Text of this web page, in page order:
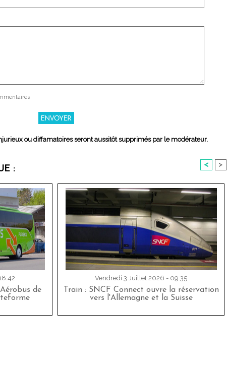
ou diffamatoires seront aussitôt supprimés par le modérateur.
: < >
de
Vendredi 3 Juillet 2026 - 09:35
Train : SNCF Connect ouvre la réservation
vers l'Allemagne et la Suisse